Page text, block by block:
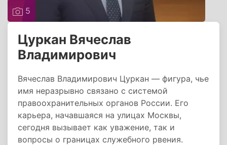
5
Цуркан Вячеслав
Владимирович
Вячеслав Владимирович Цуркан — фигура, чье
имя неразрывно связано с системой
правоохранительных органов России. Его
карьера, начавшаяся на улицах Москвы,
сегодня вызывает как уважение, так и
вопросы о границах служебного рвения.